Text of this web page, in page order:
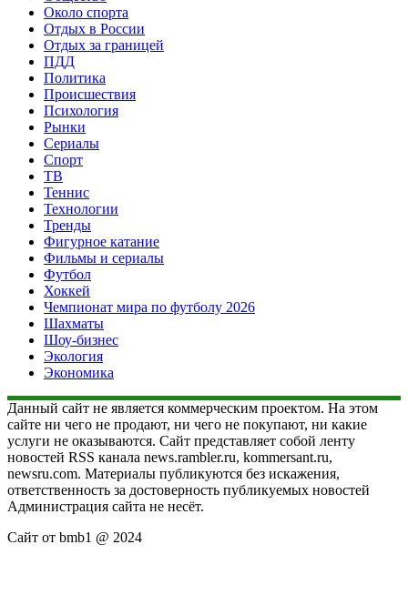
Около спорта
Отдых в России
Отдых за границей
ПДД
Политика
Происшествия
Психология
Рынки
Сериалы
Спорт
ТВ
Теннис
Технологии
Тренды
Фигурное катание
Фильмы и сериалы
Футбол
Хоккей
Чемпионат мира по футболу 2026
Шахматы
Шоу-бизнес
Экология
Экономика
Данный сайт не является коммерческим проектом. На этом
сайте ни чего не продают, ни чего не покупают, ни какие
услуги не оказываются. Сайт представляет собой ленту
новостей RSS канала news.rambler.ru, kommersant.ru,
newsru.com. Материалы публикуются без искажения,
ответственность за достоверность публикуемых новостей
Администрация сайта не несёт.
Сайт от bmb1 @ 2024